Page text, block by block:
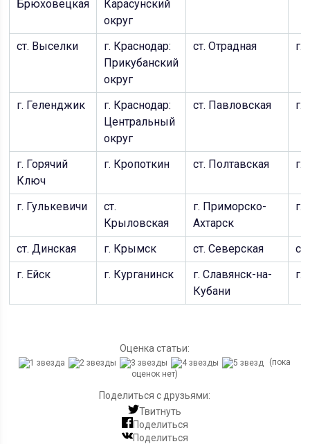
Брюховецкая
Карасунский
округ
ст. Выселки
г. Краснодар:
Прикубанский
округ
ст. Отрадная г.
г. Геленджик
г. Краснодар:
Центральный
округ
ст. Павловская г.
г. Горячий
Ключ
г. Кропоткин ст. Полтавская г.
г. Гулькевичи
ст.
Крыловская
г. Приморско-
Ахтарск
г.
ст. Динская г. Крымск ст. Северская
с.
г. Ейск
г. Курганинск
г. Славянск-на-
Кубани
г.
Оценка статьи:
(пока
оценок нет)
Поделиться с друзьями:
Твитнуть
Поделиться
Поделиться